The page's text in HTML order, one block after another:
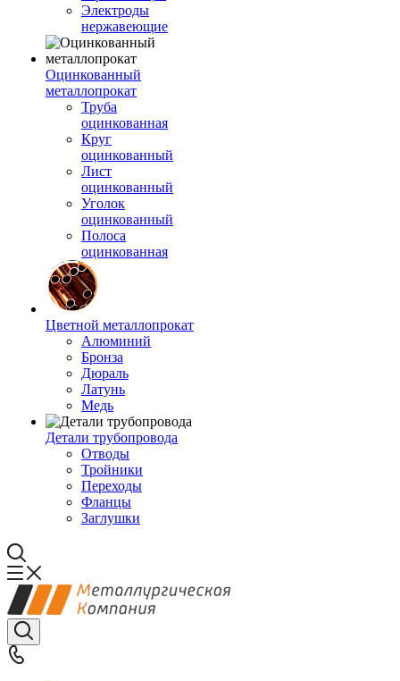
Электроды
нержавеющие
Оцинкованный
металлопрокат
Труба
оцинкованная
Круг
оцинкованный
Лист
оцинкованный
Уголок
оцинкованный
Полоса
оцинкованная
Цветной металлопрокат
Алюминий
Бронза
Дюраль
Латунь
Медь
Детали трубопровода
Отводы
Тройники
Переходы
Фланцы
Заглушки